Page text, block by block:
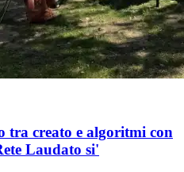
tra creato e algoritmi con
Laudato si'